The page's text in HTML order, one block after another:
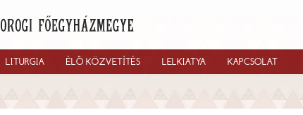
LITURGIA ÉLŐ KÖZVETÍTÉS LELKIATYA KAPCSOLAT